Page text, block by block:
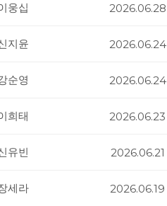
웅십 2026.06.28
지윤 2026.06.24
순영 2026.06.24
희태 2026.06.23
유빈 2026.06.21
세라 2026.06.19